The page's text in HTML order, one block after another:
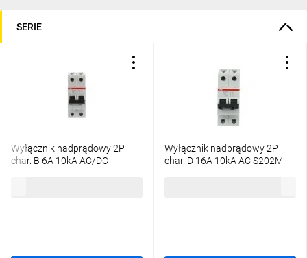
SERIE
Wyłącznik nadprądowy 2P
char. B 6A 10kA AC/DC
Wyłącznik nadprądowy 2P
char. D 16A 10kA AC S202M-